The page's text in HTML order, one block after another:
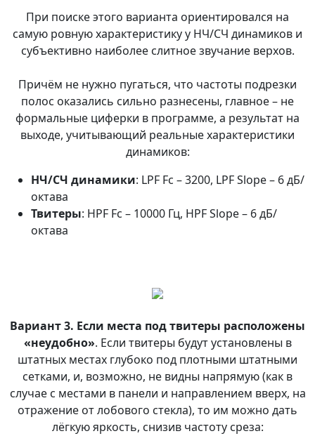
При поиске этого варианта ориентировался на
самую ровную характеристику у НЧ/СЧ динамиков и
субъективно наиболее слитное звучание верхов.
Причём не нужно пугаться, что частоты подрезки
полос оказались сильно разнесены, главное – не
формальные циферки в программе, а результат на
выходе, учитывающий реальные характеристики
динамиков:
НЧ/СЧ динамики: LPF Fc – 3200, LPF Slope – 6 дБ/
октава
Твитеры: HPF Fc – 10000 Гц, HPF Slope – 6 дБ/
октава
Вариант 3. Если места под твитеры расположены
«неудобно». Если твитеры будут установлены в
штатных местах глубоко под плотными штатными
сетками, и, возможно, не видны напрямую (как в
случае с местами в панели и направлением вверх, на
отражение от лобового стекла), то им можно дать
лёгкую яркость, снизив частоту среза: